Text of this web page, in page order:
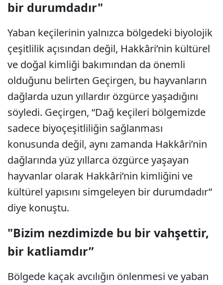
bir durumdadır"
Yaban keçilerinin yalnızca bölgedeki biyolojik
çeşitlilik açısından değil, Hakkâri’nin kültürel
ve doğal kimliği bakımından da önemli
olduğunu belirten Geçirgen, bu hayvanların
dağlarda uzun yıllardır özgürce yaşadığını
söyledi. Geçirgen, “Dağ keçileri bölgemizde
sadece biyoçeşitliliğin sağlanması
konusunda değil, aynı zamanda Hakkâri’nin
dağlarında yüz yıllarca özgürce yaşayan
hayvanlar olarak Hakkâri’nin kimliğini ve
kültürel yapısını simgeleyen bir durumdadır”
diye konuştu.
"Bizim nezdimizde bu bir vahşettir,
bir katliamdır”
Bölgede kaçak avcılığın önlenmesi ve yaban